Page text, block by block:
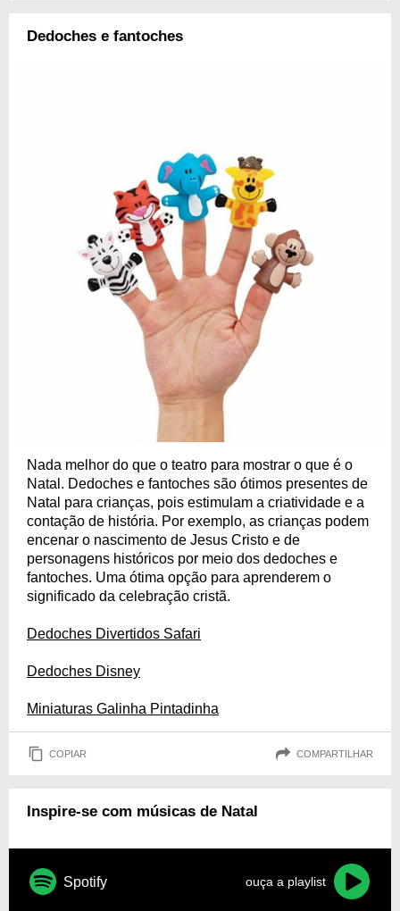
Dedoches e fantoches
Nada melhor do que o teatro para mostrar o que é o
Natal. Dedoches e fantoches são ótimos presentes de
Natal para crianças, pois estimulam a criatividade e a
contação de história. Por exemplo, as crianças podem
encenar o nascimento de Jesus Cristo e de
personagens históricos por meio dos dedoches e
fantoches. Uma ótima opção para aprenderem o
significado da celebração cristã.
Dedoches Divertidos Safari
Dedoches Disney
Miniaturas Galinha Pintadinha
COPIAR COMPARTILHAR
Inspire-se com músicas de Natal
Spotify ouça a playlist